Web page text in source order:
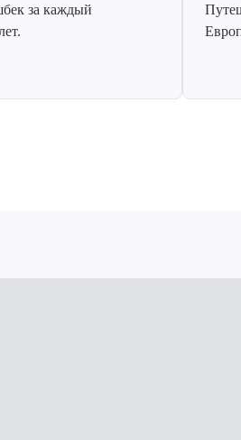
за каждый